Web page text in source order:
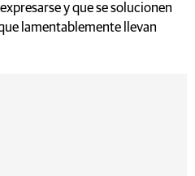
y que se solucionen
lamentablemente llevan